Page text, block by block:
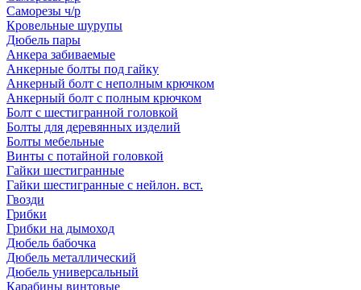
Саморезы ч/р
Кровельные шурупы
Дюбель пары
Анкера забиваемые
Анкерные болты под гайку
Анкерный болт с неполным крючком
Анкерный болт с полным крючком
Болт с шестигранной головкой
Болты для деревянных изделий
Болты мебельные
Винты с потайной головкой
Гайки шестигранные
Гайки шестигранные с нейлон. вст.
Гвозди
Грибки
Грибки на дымоход
Дюбель бабочка
Дюбель металлический
Дюбель универсальный
Карабины винтовые